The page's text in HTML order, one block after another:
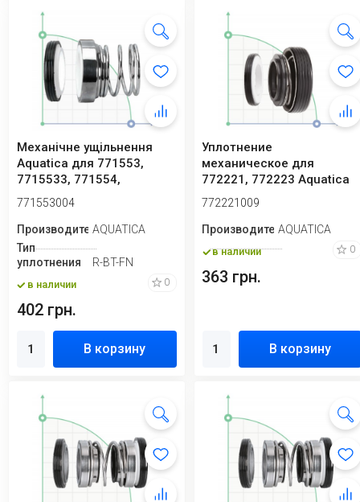
Механічне ущільнення
Aquatica для 771553,
7715533, 771554,
7715543, 7715553
771553004
ПроизводительAQUATICA
Тип
уплотнения
R-BT-FN
в наличии 0
402 грн.
В корзину
Уплотнение
механическое для
772221, 772223 Aquatica
772221009
772221009
ПроизводительAQUATICA
в наличии 0
363 грн.
В корзину